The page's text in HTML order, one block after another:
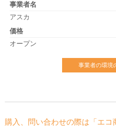
事業者名
アスカ
価格
オープン
事業者の環境
購入、問い合わせの際は「エコ